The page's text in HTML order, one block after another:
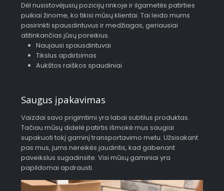
Dėl nusistovėjusių pozicijų rinkoje ir ilgametės patirties
puikiai žinome, ko tikisi mūsų klientai. Tai leido mums
pasirinkti spausdintuvus ir medžiagas, geriausiai
atitinkančias jūsų poreikius.
Naujausi spausdintuvai
Tikslus apdirbimas
Aukštos raiškos spaudiniai
Saugus įpakavimas
Vaizdai savo prigimtimi yra labai subtilus produktas.
Tačiau mūsų didelė patirtis išmokė mus saugiai
supakuoti tokį gaminį transportavimo metu. Užsisakant
pas mus, jums nereikės jaudintis, kad gabenant
paveikslus sugadinsite. Visi mūsų gaminiai yra
papildomai apdrausti.